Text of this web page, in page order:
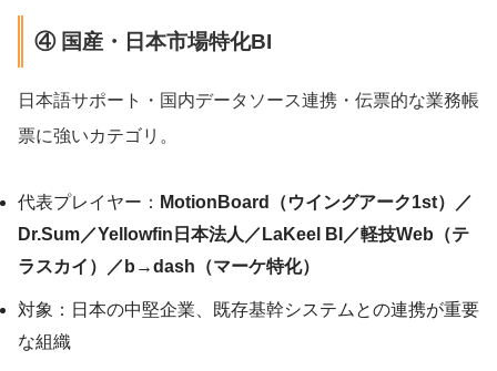
④ 国産・日本市場特化BI
日本語サポート・国内データソース連携・伝票的な業務帳
票に強いカテゴリ。
代表プレイヤー： MotionBoard（ウイングアーク1st）／
Dr.Sum／Yellowfin日本法人／LaKeel BI／軽技Web（テ
ラスカイ）／b→dash（マーケ特化）
対象：日本の中堅企業、既存基幹システムとの連携が重要
な組織